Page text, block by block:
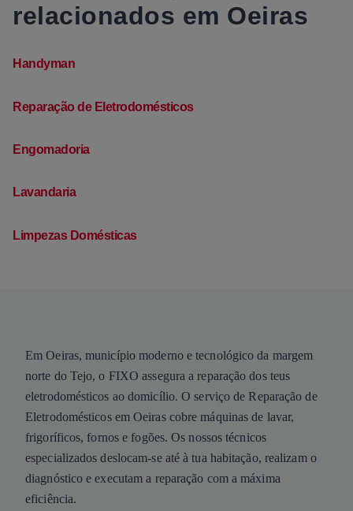
relacionados em Oeiras
Handyman
Reparação de Eletrodomésticos
Engomadoria
Lavandaria
Limpezas Domésticas
Em Oeiras, município moderno e tecnológico da margem
norte do Tejo, o FIXO assegura a reparação dos teus
eletrodomésticos ao domicílio. O serviço de Reparação de
Eletrodomésticos em Oeiras cobre máquinas de lavar,
frigoríficos, fornos e fogões. Os nossos técnicos
especializados deslocam-se até à tua habitação, realizam o
diagnóstico e executam a reparação com a máxima
eficiência.